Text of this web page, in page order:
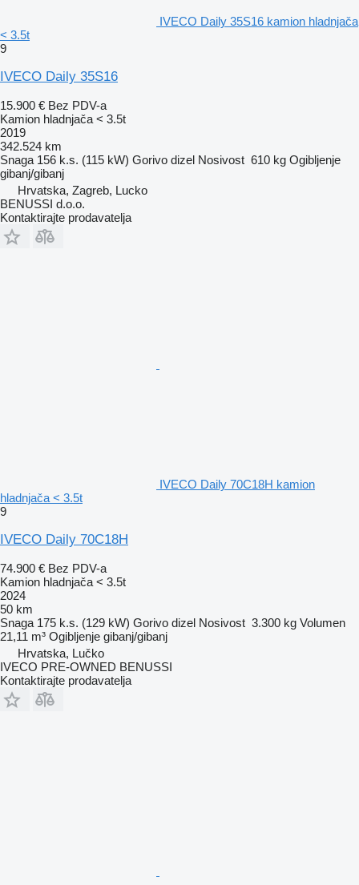
IVECO Daily 35S16 kamion hladnjača
< 3.5t
9
IVECO Daily 35S16
15.900 € Bez PDV-a
Kamion hladnjača < 3.5t
2019
342.524 km
Snaga 156 k.s. (115 kW) Gorivo dizel Nosivost 610 kg Ogibljenje
gibanj/gibanj
Hrvatska, Zagreb, Lucko
BENUSSI d.o.o.
Kontaktirajte prodavatelja
IVECO Daily 70C18H kamion
hladnjača < 3.5t
9
IVECO Daily 70C18H
74.900 € Bez PDV-a
Kamion hladnjača < 3.5t
2024
50 km
Snaga 175 k.s. (129 kW) Gorivo dizel Nosivost 3.300 kg Volumen
21,11 m³ Ogibljenje gibanj/gibanj
Hrvatska, Lučko
IVECO PRE-OWNED BENUSSI
Kontaktirajte prodavatelja